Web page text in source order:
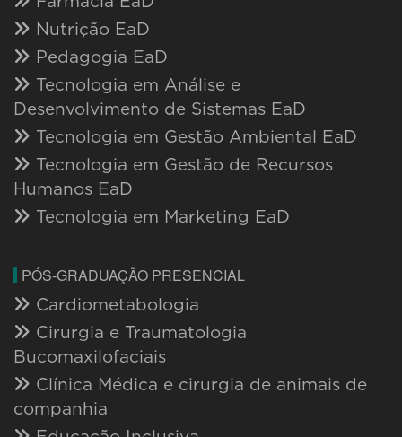
Nutrição EaD
Pedagogia EaD
Tecnologia em Análise e
Desenvolvimento de Sistemas EaD
Tecnologia em Gestão Ambiental EaD
Tecnologia em Gestão de Recursos
Humanos EaD
Tecnologia em Marketing EaD
PÓS-GRADUAÇÃO PRESENCIAL
Cardiometabologia
Cirurgia e Traumatologia
Bucomaxilofaciais
Clínica Médica e cirurgia de animais de
companhia